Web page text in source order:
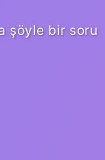
şöyle bir soru